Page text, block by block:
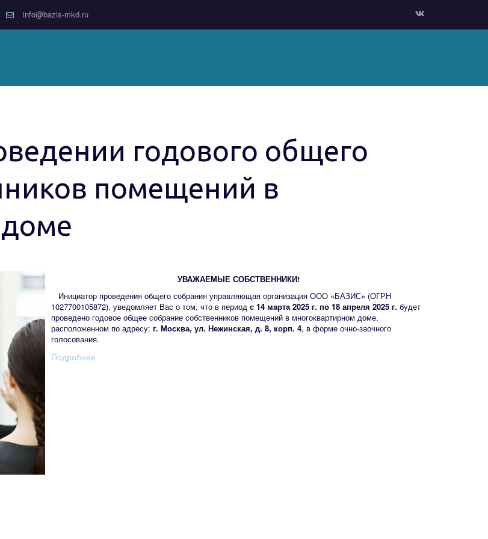
info@bazis-mkd.ru
годового общего
помещений в
УВАЖАЕМЫЕ СОБСТВЕННИКИ!
Инициатор проведения общего собрания управляющая организация ООО «БАЗИС» (ОГРН
1027700105872), уведомляет Вас о том, что в период с 14 марта 2025 г. по 18 апреля 2025 г. будет
проведено годовое общее собрание собственников помещений в многоквартирном доме,
расположенном по адресу: г. Москва, ул. Нежинская, д. 8, корп. 4, в форме очно-заочного
голосования.
Подробнее